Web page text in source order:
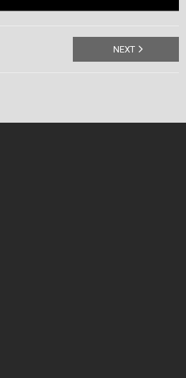
NEXT